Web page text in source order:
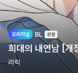
BL
희대의 내연남 [개
리릭